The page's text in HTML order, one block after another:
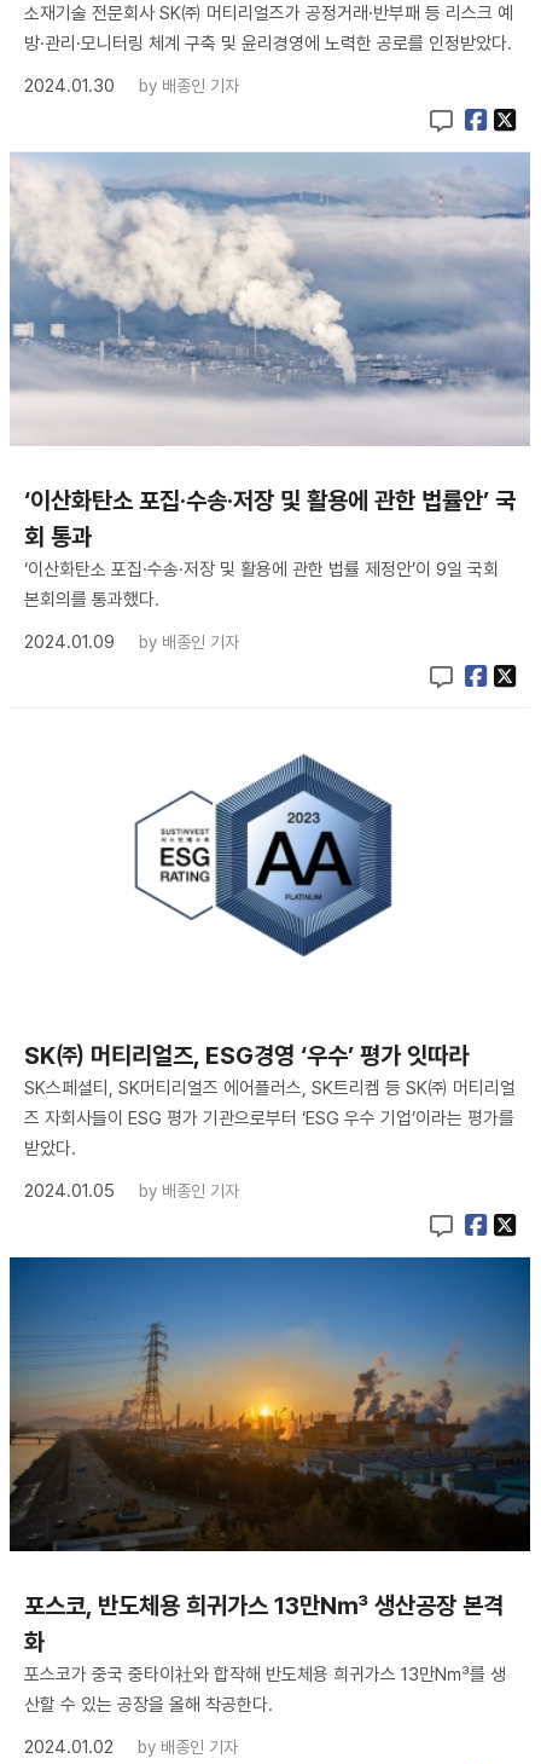
소재기술 전문회사 SK㈜ 머티리얼즈가 공정거래·반부패 등 리스크 예
방·관리·모니터링 체계 구축 및 윤리경영에 노력한 공로를 인정받았다.
2024.01.30
by 배종인 기자
‘이산화탄소 포집·수송·저장 및 활용에 관한 법률안’ 국
회 통과
‘이산화탄소 포집·수송·저장 및 활용에 관한 법률 제정안’이 9일 국회
본회의를 통과했다.
2024.01.09
by 배종인 기자
SK㈜ 머티리얼즈, ESG경영 ‘우수’ 평가 잇따라
SK스페셜티, SK머티리얼즈 에어플러스, SK트리켐 등 SK㈜ 머티리얼
즈 자회사들이 ESG 평가 기관으로부터 ‘ESG 우수 기업’이라는 평가를
받았다.
2024.01.05
by 배종인 기자
포스코, 반도체용 희귀가스 13만N㎥ 생산공장 본격
화
포스코가 중국 중타이社와 합작해 반도체용 희귀가스 13만N㎥를 생
산할 수 있는 공장을 올해 착공한다.
2024.01.02
by 배종인 기자